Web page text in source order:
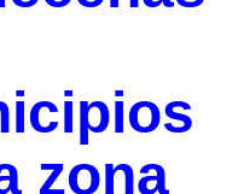
zona